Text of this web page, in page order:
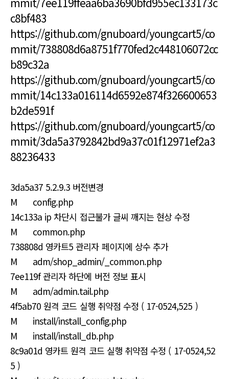
c8bf483
https://github.com/gnuboard/youngcart5/co
mmit/738808d6a8751f770fed2c448106072cc
b89c32a
https://github.com/gnuboard/youngcart5/co
mmit/14c133a016114d6592e874f326600653
b2de591f
https://github.com/gnuboard/youngcart5/co
mmit/3da5a3792842bd9a37c01f12971ef2a3
88236433
3da5a37 5.2.9.3 버전변경
M config.php
14c133a ip 차단시 접근불가 글씨 깨지는 현상 수정
M common.php
738808d 영카트5 관리자 페이지에 상수 추가
M adm/shop_admin/_common.php
7ee119f 관리자 하단에 버전 정보 표시
M adm/admin.tail.php
4f5ab70 원격 코드 실행 취약점 수정 ( 17-0524,525 )
M install/install_config.php
M install/install_db.php
8c9a01d 영카트 원격 코드 실행 취약점 수정 ( 17-0524,52
5 )